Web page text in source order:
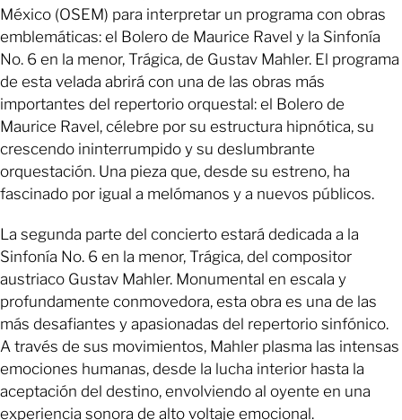
México (OSEM) para interpretar un programa con obras
emblemáticas: el Bolero de Maurice Ravel y la Sinfonía
No. 6 en la menor, Trágica, de Gustav Mahler. El programa
de esta velada abrirá con una de las obras más
importantes del repertorio orquestal: el Bolero de
Maurice Ravel, célebre por su estructura hipnótica, su
crescendo ininterrumpido y su deslumbrante
orquestación. Una pieza que, desde su estreno, ha
fascinado por igual a melómanos y a nuevos públicos.
La segunda parte del concierto estará dedicada a la
Sinfonía No. 6 en la menor, Trágica, del compositor
austriaco Gustav Mahler. Monumental en escala y
profundamente conmovedora, esta obra es una de las
más desafiantes y apasionadas del repertorio sinfónico.
A través de sus movimientos, Mahler plasma las intensas
emociones humanas, desde la lucha interior hasta la
aceptación del destino, envolviendo al oyente en una
experiencia sonora de alto voltaje emocional.